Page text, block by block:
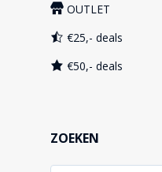
OUTLET
€25,- deals
€50,- deals
ZOEKEN